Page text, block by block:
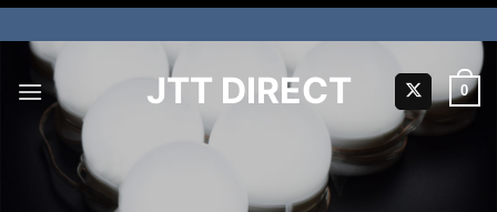
to
content
JTT DIRECT 0